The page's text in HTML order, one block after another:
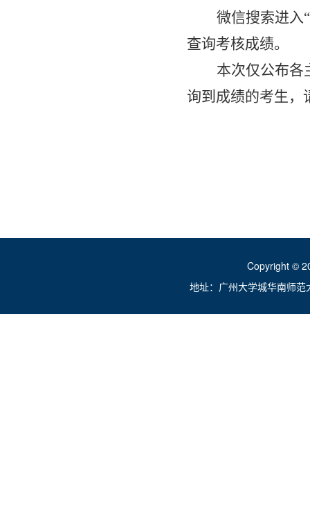
微信搜索进入
查询考核成绩。
本次仅公布各
询到成绩的考生，
Copyright ©
地址：广州大学城华南